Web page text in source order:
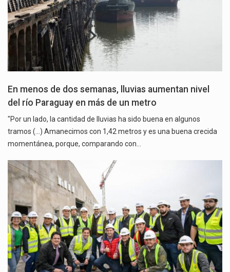
En menos de dos semanas, lluvias aumentan nivel
del río Paraguay en más de un metro
"Por un lado, la cantidad de lluvias ha sido buena en algunos
tramos (...) Amanecimos con 1,42 metros y es una buena crecida
momentánea, porque, comparando con…